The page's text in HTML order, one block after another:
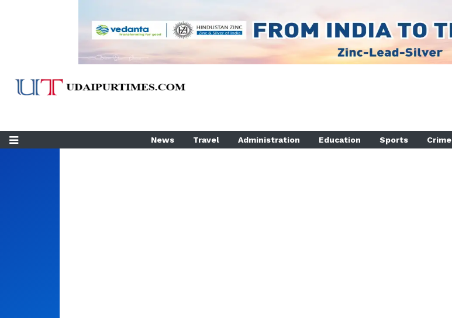
News Travel Administration Education Sports Crime